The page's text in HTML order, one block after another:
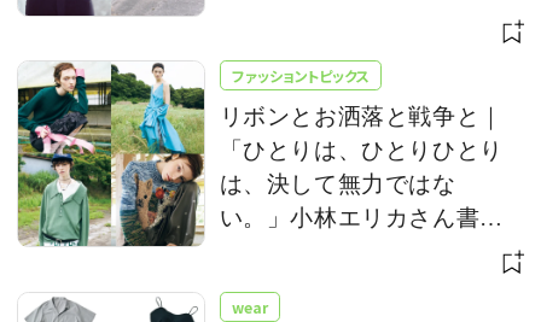
ファッショントピックス
リボンとお洒落と戦争と｜
「ひとりは、ひとりひとり
は、決して無力ではな
い。」小林エリカさん書き
wear